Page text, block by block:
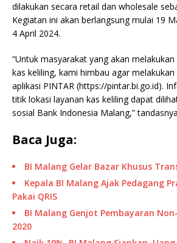
dilakukan secara retail dan wholesale
Kegiatan ini akan berlangsung mulai 19
4 April 2024.
“Untuk masyarakat yang akan
kas keliling, kami himbau agar
aplikasi PINTAR (https://pintar.bi.go.id).
titik lokasi layanan kas keliling dapat
sosial Bank Indonesia Malang,”
Baca Juga:
BI Malang Gelar Bazar Khusus
Kepala BI Malang Ajak Pedagang
Pakai QRIS
BI Malang Genjot Pembayaran
2020